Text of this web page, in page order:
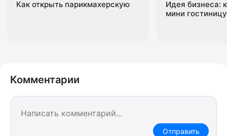
Как открыть парикмахерскую
Идея бизнеса:
мини
Комментарии
Отправить